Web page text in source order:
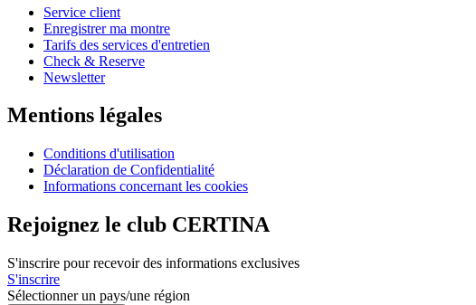
Service client
Enregistrer ma montre
Tarifs des services d'entretien
Check & Reserve
Newsletter
Mentions légales
Conditions d'utilisation
Déclaration de Confidentialité
Informations concernant les cookies
Rejoignez le club CERTINA
S'inscrire pour recevoir des informations exclusives
S'inscrire
Sélectionner un pays/une région